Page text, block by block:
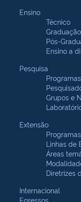
Ensino
Técnico
Graduação
Pós-
Ensino a
Pesquisa
Programas
Grupos e
Extensão
Linhas de
Áreas
Diretrizes
Internacional
Egressos